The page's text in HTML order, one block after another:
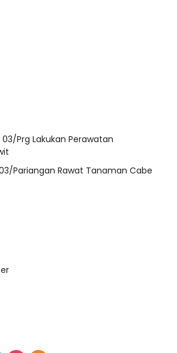
Prg Lakukan Perawatan
Pariangan Rawat Tanaman Cabe